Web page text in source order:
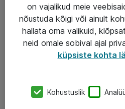
Turva- ja nõrkvoolulahendused
AS ATEA
on vajalikud meie
nõustuda kõigi või ainult
hallata oma valikuid,
neid omale sobival ajal
küpsiste kohta
Kohustuslik